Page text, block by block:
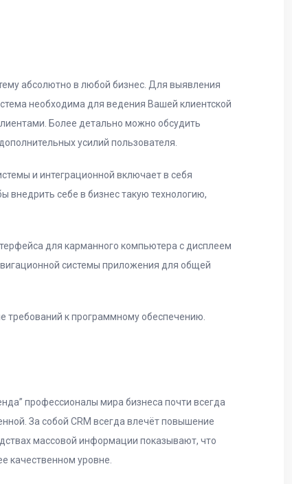
абсолютно в любой бизнес. Для выявления
необходима для ведения Вашей клиентской
Более детально можно обсудить
усилий пользователя.
и интеграционной включает в себя
внедрить себе в бизнес такую технологию,
для карманного компьютера с дисплеем
системы приложения для общей
требований к программному обеспечению.
профессионалы мира бизнеса почти всегда
За собой CRM всегда влечёт повышение
массовой информации показывают, что
качественном уровне.